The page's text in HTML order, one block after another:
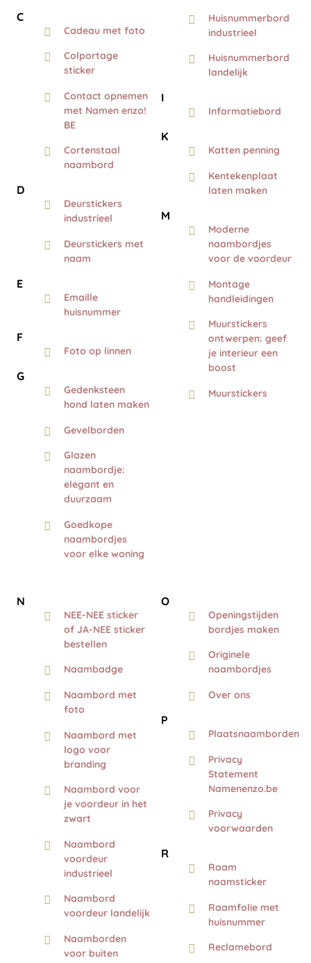
C
Cadeau met foto
Colportage
sticker
Contact opnemen
met Namen enzo!
BE
Cortenstaal
naambord
D
Deurstickers
industrieel
Deurstickers met
naam
E
Emaille
huisnummer
F
Foto op linnen
G
Gedenksteen
hond laten maken
Gevelborden
Glazen
naambordje:
elegant en
duurzaam
Goedkope
naambordjes
voor elke woning
Huisnummerbord
industrieel
Huisnummerbord
landelijk
I
Informatiebord
K
Katten penning
Kentekenplaat
laten maken
M
Moderne
naambordjes
voor de voordeur
Montage
handleidingen
Muurstickers
ontwerpen: geef
je interieur een
boost
Muurstickers
N
NEE-NEE sticker
of JA-NEE sticker
bestellen
Naambadge
Naambord met
foto
Naambord met
logo voor
branding
Naambord voor
je voordeur in het
zwart
Naambord
voordeur
industrieel
Naambord
voordeur landelijk
Naamborden
voor buiten
O
Openingstijden
bordjes maken
Originele
naambordjes
Over ons
P
Plaatsnaamborden
Privacy
Statement
Namenenzo.be
Privacy
voorwaarden
R
Raam
naamsticker
Raamfolie met
huisnummer
Reclamebord